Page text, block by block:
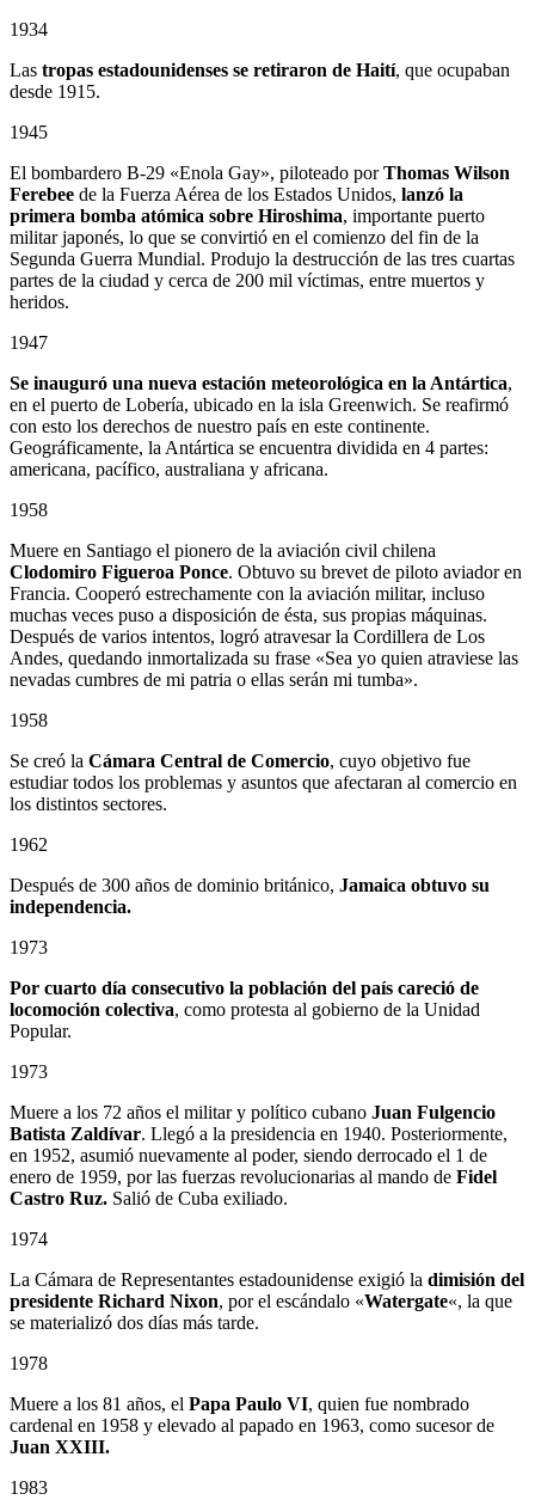
1934
Las tropas estadounidenses se retiraron de Haití, que ocupaban
desde 1915.
1945
El bombardero B-29 «Enola Gay», piloteado porThomas Wilson
Ferebee de la Fuerza Aérea de los Estados Unidos, lanzó la
primera bomba atómica sobre Hiroshima, importante puerto
militar japonés, lo que se convirtió en el comienzo del fin de la
Segunda Guerra Mundial. Produjo la destrucción de las tres cuartas
partes de la ciudad y cerca de 200 mil víctimas, entre muertos y
heridos.
1947
Se inauguró una nueva estación meteorológica en la Antártica,
en el puerto de Lobería, ubicado en la isla Greenwich. Se reafirmó
con esto los derechos de nuestro país en este continente.
Geográficamente, la Antártica se encuentra dividida en 4 partes:
americana, pacífico, australiana y africana.
1958
Muere en Santiago el pionero de la aviación civil chilena
Clodomiro Figueroa Ponce. Obtuvo su brevet de piloto aviador en
Francia. Cooperó estrechamente con la aviación militar, incluso
muchas veces puso a disposición de ésta, sus propias máquinas.
Después de varios intentos, logró atravesar la Cordillera de Los
Andes, quedando inmortalizada su frase «Sea yo quien atraviese las
nevadas cumbres de mi patria o ellas serán mi tumba».
1958
Se creó la Cámara Central de Comercio, cuyo objetivo fue
estudiar todos los problemas y asuntos que afectaran al comercio en
los distintos sectores.
1962
Después de 300 años de dominio británico, Jamaica obtuvo su
independencia.
1973
Por cuarto día consecutivo la población del país careció de
locomoción colectiva, como protesta al gobierno de la Unidad
Popular.
1973
Muere a los 72 años el militar y político cubano Juan Fulgencio
Batista Zaldívar. Llegó a la presidencia en 1940. Posteriormente,
en 1952, asumió nuevamente al poder, siendo derrocado el 1 de
enero de 1959, por las fuerzas revolucionarias al mando de Fidel
Castro Ruz. Salió de Cuba exiliado.
1974
La Cámara de Representantes estadounidense exigió la dimisión del
presidente Richard Nixon, por el escándalo «Watergate«, la que
se materializó dos días más tarde.
1978
Muere a los 81 años, el Papa Paulo VI, quien fue nombrado
cardenal en 1958 y elevado al papado en 1963, como sucesor de
Juan XXIII.
1983